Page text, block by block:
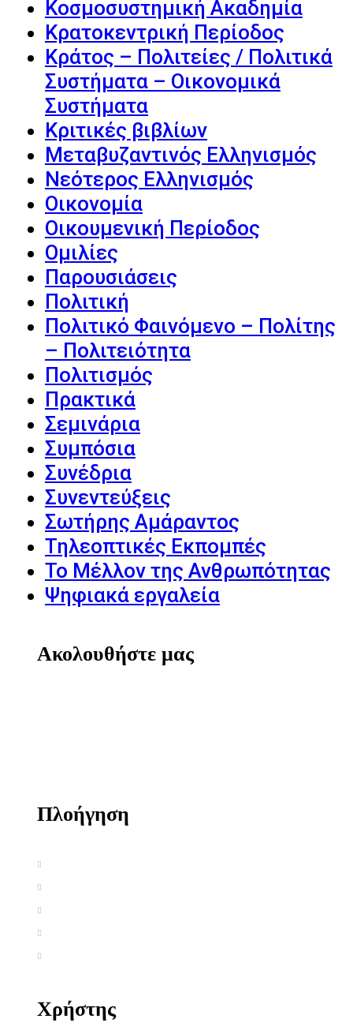
Κοσμοσυστημική Ακαδημία
Κρατοκεντρική Περίοδος
Κράτος – Πολιτείες / Πολιτικά
Συστήματα – Οικονομικά
Συστήματα
Κριτικές βιβλίων
Μεταβυζαντινός Ελληνισμός
Νεότερος Ελληνισμός
Οικονομία
Οικουμενική Περίοδος
Ομιλίες
Παρουσιάσεις
Πολιτική
Πολιτικό Φαινόμενο – Πολίτης
– Πολιτειότητα
Πολιτισμός
Πρακτικά
Σεμινάρια
Συμπόσια
Συνέδρια
Συνεντεύξεις
Σωτήρης Αμάραντος
Τηλεοπτικές Εκπομπές
Το Μέλλον της Ανθρωπότητας
Ψηφιακά εργαλεία
Ακολουθήστε μας
Πλοήγηση
Χρήστης